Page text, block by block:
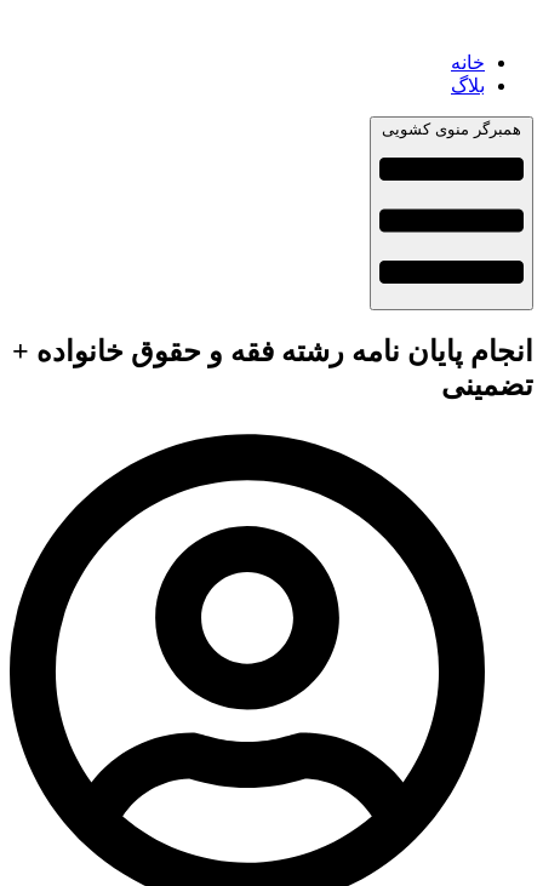
خانه
بلاگ
همبرگر منوی کشویی
انجام پایان نامه رشته فقه و حقوق خانواده +
تضمینی